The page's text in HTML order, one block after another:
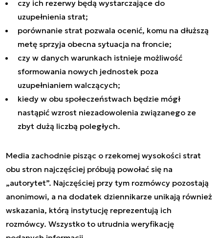
czy ich rezerwy będą wystarczające do
uzupełnienia strat;
porównanie strat pozwala ocenić, komu na dłuższą
metę sprzyja obecna sytuacja na froncie;
czy w danych warunkach istnieje możliwość
sformowania nowych jednostek poza
uzupełnianiem walczących;
kiedy w obu społeczeństwach będzie mógł
nastąpić wzrost niezadowolenia związanego ze
zbyt dużą liczbą poległych.
Media zachodnie pisząc o rzekomej wysokości strat
obu stron najczęściej próbują powołać się na
„autorytet”. Najczęściej przy tym rozmówcy pozostają
anonimowi, a na dodatek dziennikarze unikają również
wskazania, którą instytucję reprezentują ich
rozmówcy. Wszystko to utrudnia weryfikację